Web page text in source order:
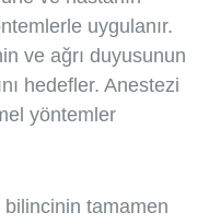
uygulanır.
ve ağrı duyusunun
hedefler. Anestezi
yöntemler
bilincinin tamamen